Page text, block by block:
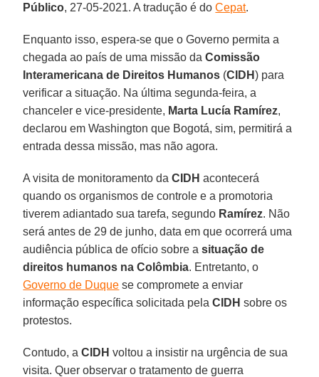
Público, 27-05-2021. A tradução é doCepat.
Enquanto isso, espera-se que o Governo permita a
chegada ao país de uma missão daComissão
Interamericana de Direitos Humanos (CIDH) para
verificar a situação. Na última segunda-feira, a
chanceler e vice-presidente, Marta Lucía Ramírez,
declarou em Washington que Bogotá, sim, permitirá a
entrada dessa missão, mas não agora.
A visita de monitoramento daCIDH acontecerá
quando os organismos de controle e a promotoria
tiverem adiantado sua tarefa, segundo Ramírez. Não
será antes de 29 de junho, data em que ocorrerá uma
audiência pública de ofício sobre asituação de
direitos humanos na Colômbia. Entretanto, o
Governo de Duque se compromete a enviar
informação específica solicitada pelaCIDH sobre os
protestos.
Contudo, aCIDH voltou a insistir na urgência de sua
visita. Quer observar o tratamento de guerra